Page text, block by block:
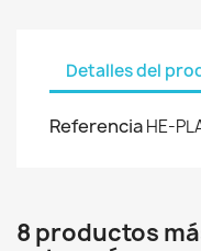
Detalles del
ReferenciaHE-
8 productos